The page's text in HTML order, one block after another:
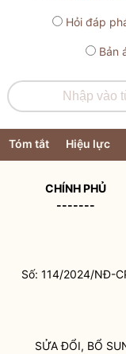
Hỏi đáp
Bản
Tóm tắt Hiệu lực
CHÍNH PHỦ
-------
Số: 114/2024/NĐ-
SỬA ĐỔI, BỔ